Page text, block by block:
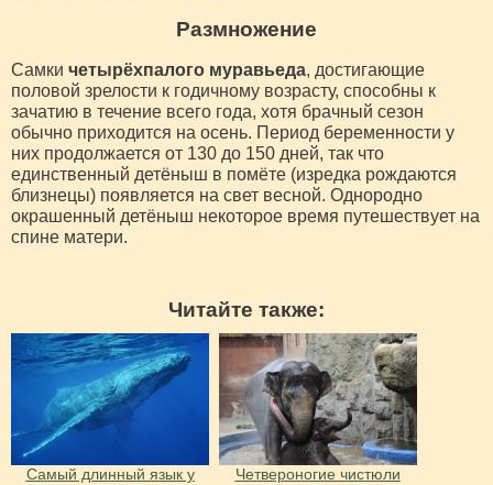
Размножение
Самки четырёхпалого муравьеда, достигающие
половой зрелости к годичному возрасту, способны к
зачатию в течение всего года, хотя брачный сезон
обычно приходится на осень. Период беременности у
них продолжается от 130 до 150 дней, так что
единственный детёныш в помёте (изредка рождаются
близнецы) появляется на свет весной. Однородно
окрашенный детёныш некоторое время путешествует на
спине матери.
Читайте также:
Самый длинный язык у
Четвероногие чистюли